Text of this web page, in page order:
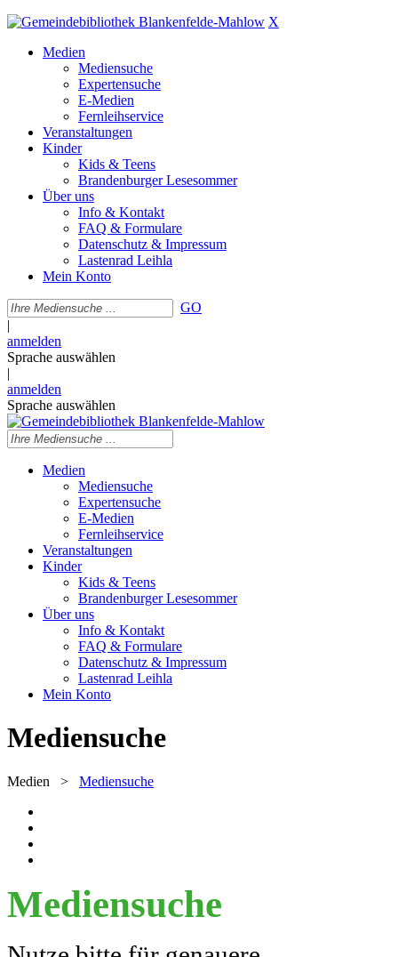
X
Medien
Mediensuche
Expertensuche
E-Medien
Fernleihservice
Veranstaltungen
Kinder
Kids & Teens
Brandenburger Lesesommer
Über uns
Info & Kontakt
FAQ & Formulare
Datenschutz & Impressum
Lastenrad Leihla
Mein Konto
GO
|
anmelden
Sprache auswählen
|
anmelden
Sprache auswählen
Medien
Mediensuche
Expertensuche
E-Medien
Fernleihservice
Veranstaltungen
Kinder
Kids & Teens
Brandenburger Lesesommer
Über uns
Info & Kontakt
FAQ & Formulare
Datenschutz & Impressum
Lastenrad Leihla
Mein Konto
Mediensuche
Medien > Mediensuche
Mediensuche